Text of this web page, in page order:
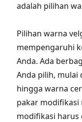
adalah pilihan
Pilihan warna
mempengaruhi
Anda. Ada
Anda pilih, mulai
hingga warna
pakar modifikasi
modifikasi harus